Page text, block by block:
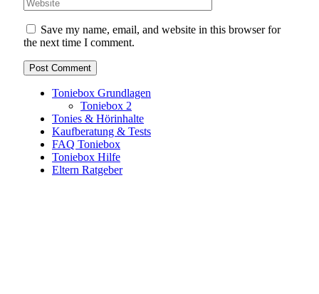
Save my name, email, and website in this browser for
the next time I comment.
Toniebox Grundlagen
Toniebox 2
Tonies & Hörinhalte
Kaufberatung & Tests
FAQ Toniebox
Toniebox Hilfe
Eltern Ratgeber